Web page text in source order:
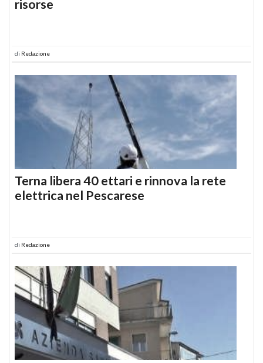
risorse
di Redazione
Terna libera 40 ettari e rinnova la rete
elettrica nel Pescarese
di Redazione